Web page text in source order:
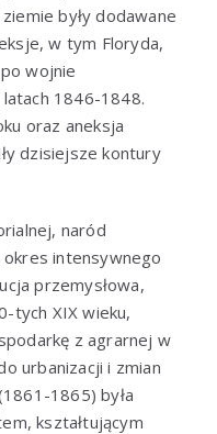
były dodawane
w tym Floryda,
wojnie
1846-1848.
oraz aneksja
dzisiejsze kontury
naród
intensywnego
przemysłowa,
tych XIX wieku,
z agrarnej w
urbanizacji i zmian
1865) była
kształtującym